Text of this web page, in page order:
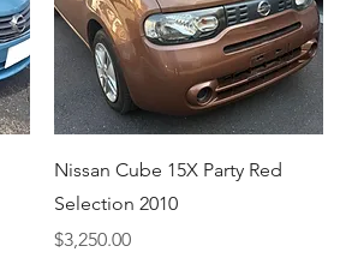
クイックビュー
Nissan Cube 15X Party Red
Selection 2010
価格
$3,250.00